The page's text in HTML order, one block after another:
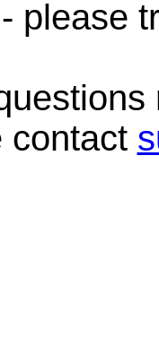
please
contact